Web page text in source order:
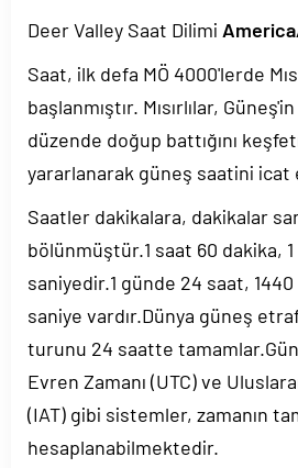
Deer Valley Saat Dilimi
Saat, ilk defa MÖ 4000'lerde
başlanmıştır. Mısırlılar,
düzende doğup battığını
yararlanarak güneş saatini icat
Saatler dakikalara, dakikalar
bölünmüştür.1 saat 60 dakika,
saniyedir.1 günde 24 saat,
saniye vardır.Dünya güneş
turunu 24 saatte
Evren Zamanı (UTC) ve
(IAT) gibi sistemler, zamanın
hesaplanabilmektedir.